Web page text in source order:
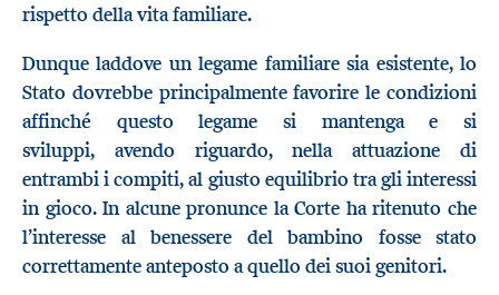
rispetto della vita familiare.
Dunque laddove un legame familiare sia esistente, lo
Stato dovrebbe principalmente favorire le condizioni
affinché questo legame si mantenga e si
sviluppi, avendo riguardo, nella attuazione di
entrambi i compiti, al giusto equilibrio tra gli interessi
in gioco. In alcune pronunce la Corte ha ritenuto che
l’interesse al benessere del bambino fosse stato
correttamente anteposto a quello dei suoi genitori.